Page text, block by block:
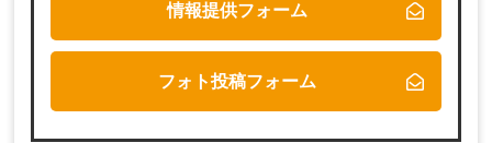
情報提供フォーム
フォト投稿フォーム